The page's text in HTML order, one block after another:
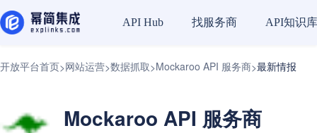
API Hub 找服务商 API知识库
开放平台首页>网站运营>数据抓取>Mockaroo API 服务商>最新情报
Mockaroo API 服务商